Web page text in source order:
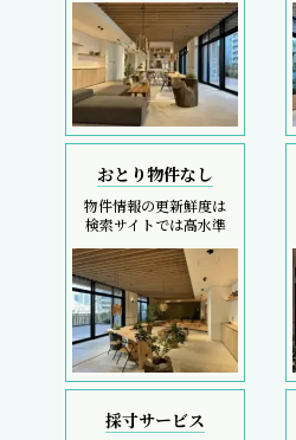
おとり物件なし
物件情報の更新鮮度は
検索サイトでは高水準
採寸サービス